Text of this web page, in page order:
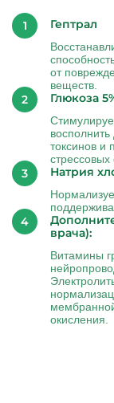
Гептрал
от
веществ.
Глюкоза
токсинов и
стрессовых
Натрия
врача):
Витамины
окисления.